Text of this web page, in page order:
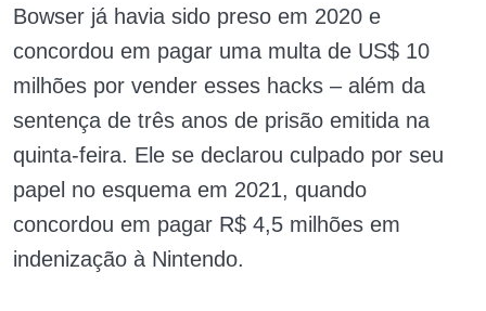
Bowser já havia sido preso em 2020 e
concordou em pagar uma multa de US$ 10
milhões por vender esses hacks – além da
sentença de três anos de prisão emitida na
quinta-feira. Ele se declarou culpado por seu
papel no esquema em 2021, quando
concordou em pagar R$ 4,5 milhões em
indenização à Nintendo.